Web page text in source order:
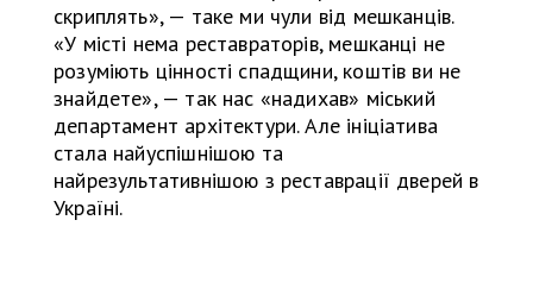
скриплять», — таке ми чули від мешканців.
«У місті нема реставраторів, мешканці не
розуміють цінності спадщини, коштів ви не
знайдете», — так нас «надихав» міський
департамент архітектури. Але ініціатива
стала найуспішнішою та
найрезультативнішою з реставрації дверей в
Україні.